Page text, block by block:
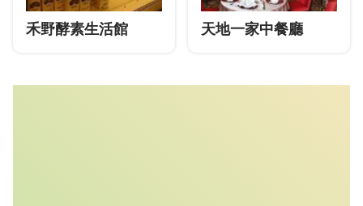
禾野酵素生活館 天地一家中餐廳